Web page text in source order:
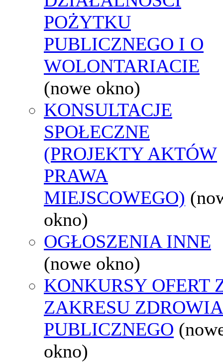
POŻYTKU
PUBLICZNEGO I O
WOLONTARIACIE
(nowe okno)
KONSULTACJE
SPOŁECZNE
(PROJEKTY AKTÓW
PRAWA
MIEJSCOWEGO)
okno)
OGŁOSZENIA INNE
(nowe okno)
KONKURSY OFERT
ZAKRESU ZDROWIA
PUBLICZNEGO
okno)